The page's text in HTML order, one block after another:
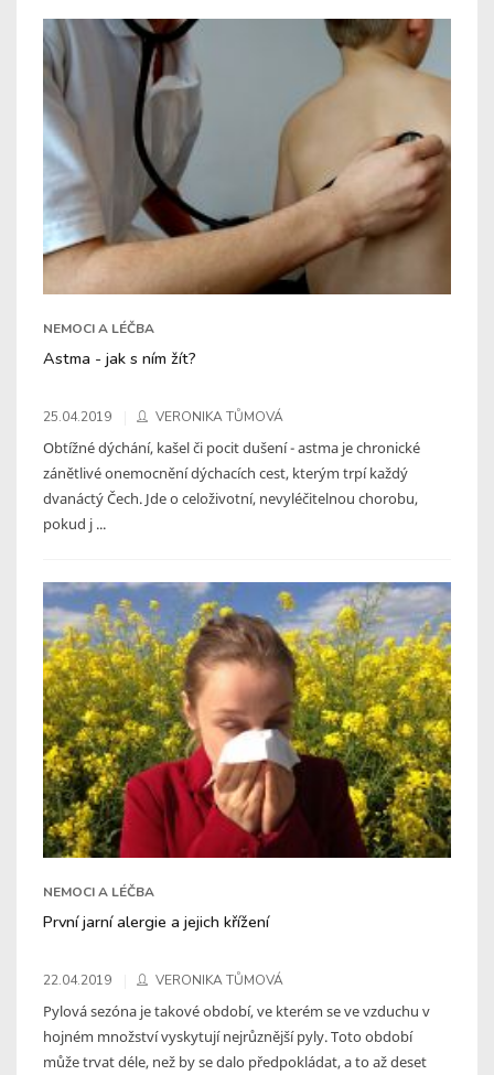
NEMOCI A LÉČBA
Astma - jak s ním žít?
25.04.2019 VERONIKA TŮMOVÁ
Obtížné dýchání, kašel či pocit dušení - astma je chronické
zánětlivé onemocnění dýchacích cest, kterým trpí každý
dvanáctý Čech. Jde o celoživotní, nevyléčitelnou chorobu,
pokud j ...
NEMOCI A LÉČBA
První jarní alergie a jejich křížení
22.04.2019 VERONIKA TŮMOVÁ
Pylová sezóna je takové období, ve kterém se ve vzduchu v
hojném množství vyskytují nejrůznější pyly. Toto období
může trvat déle, než by se dalo předpokládat, a to až deset